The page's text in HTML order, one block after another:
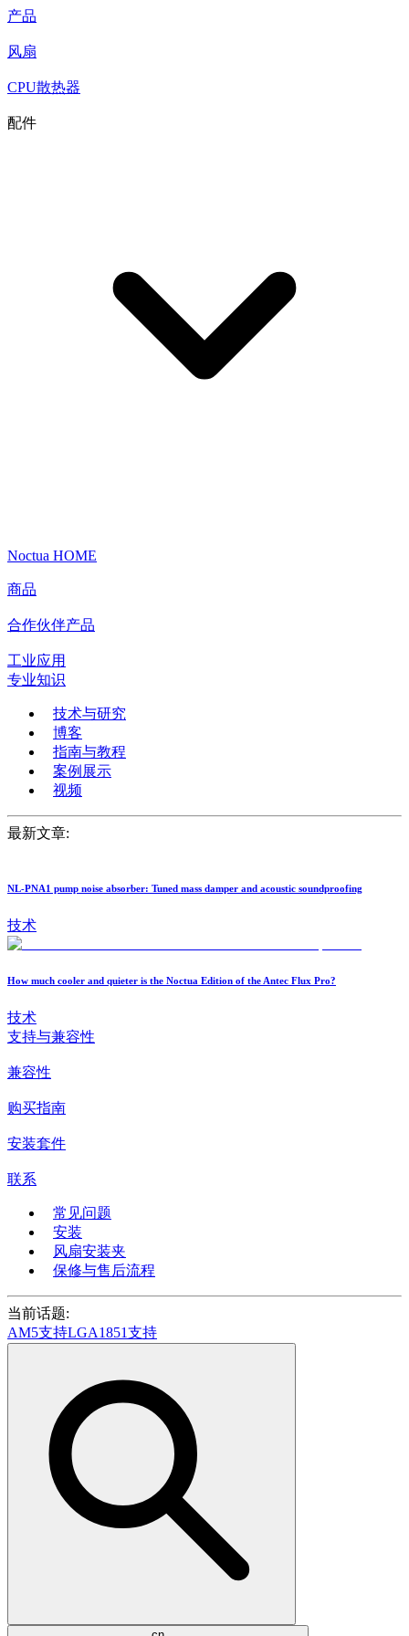
产品
风扇
CPU散热器
配件
Noctua HOME
商品
合作伙伴产品
工业应用
专业知识
技术与研究
博客
指南与教程
案例展示
视频
最新文章:
NL-PNA1 pump noise absorber: Tuned mass damper and acoustic soundproofing
技术
How much cooler and quieter is the Noctua Edition of the Antec Flux Pro?
技术
支持与兼容性
兼容性
购买指南
安装套件
联系
常见问题
安装
风扇安装夹
保修与售后流程
当前话题:
AM5支持LGA1851支持